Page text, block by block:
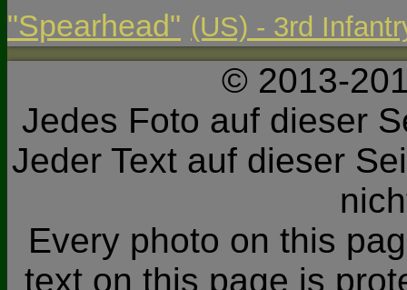
"Spearhead" (US) - 3rd
© 2013-
Jedes Foto auf dieser
Jeder Text auf dieser
Every photo on this
text on this page is